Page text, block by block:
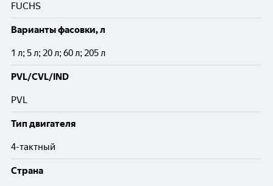
FUCHS
Варианты фасовки, л
1 л; 5 л; 20 л; 60 л; 205 л
PVL/CVL/IND
PVL
Тип двигателя
4-тактный
Cтрана